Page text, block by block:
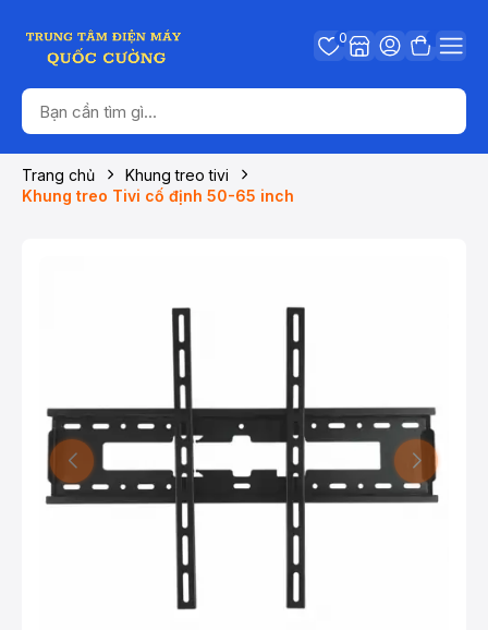
0
Trang chủ
Khung treo tivi
Khung treo Tivi cố định 50-65 inch